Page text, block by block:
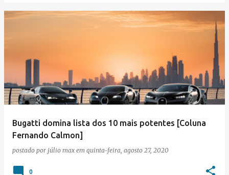
Bugatti domina lista dos 10 mais potentes [Coluna
Fernando Calmon]
postado por júlio max em quinta-feira, agosto 27, 2020
0